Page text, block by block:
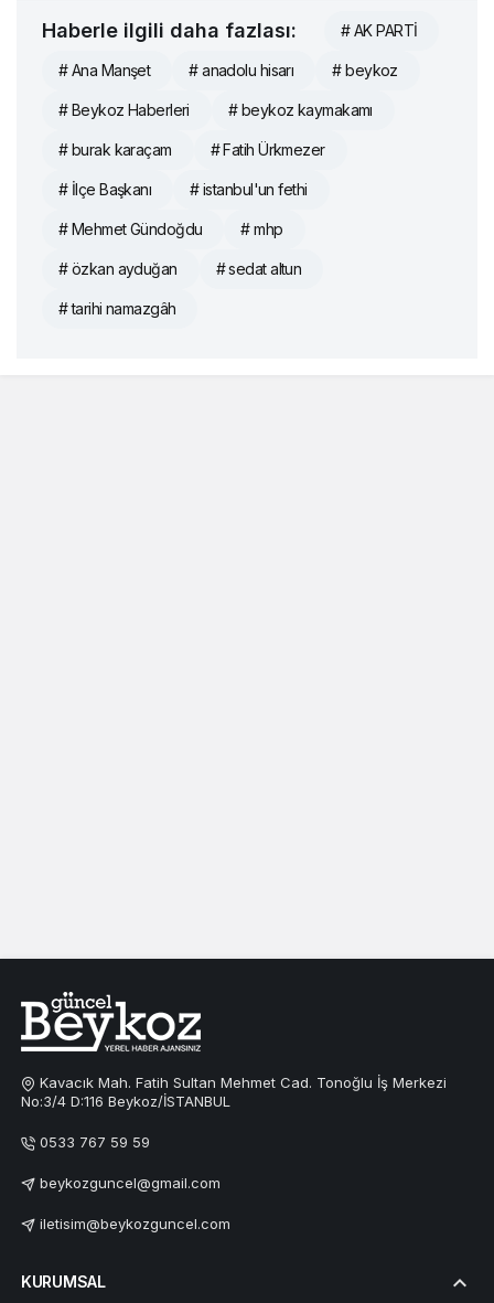
Haberle ilgili daha fazlası: # AK PARTİ
# Ana Manşet # anadolu hisarı # beykoz
# Beykoz Haberleri # beykoz kaymakamı
# burak karaçam # Fatih Ürkmezer
# İlçe Başkanı # istanbul'un fethi
# Mehmet Gündoğdu # mhp
# özkan ayduğan # sedat altun
# tarihi namazgâh
Kavacık Mah. Fatih Sultan Mehmet Cad. Tonoğlu İş Merkezi
No:3/4 D:116 Beykoz/İSTANBUL
0533 767 59 59
beykozguncel@gmail.com
iletisim@beykozguncel.com
KURUMSAL